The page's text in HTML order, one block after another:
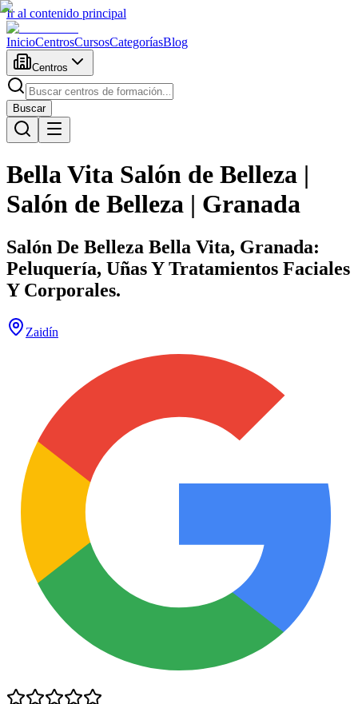
Ir al contenido principal
InicioCentrosCursosCategoríasBlog
Centros
Buscar
Bella Vita Salón de Belleza |
Salón de Belleza | Granada
Salón De Belleza Bella Vita, Granada:
Peluquería, Uñas Y Tratamientos Faciales
Y Corporales.
Zaidín